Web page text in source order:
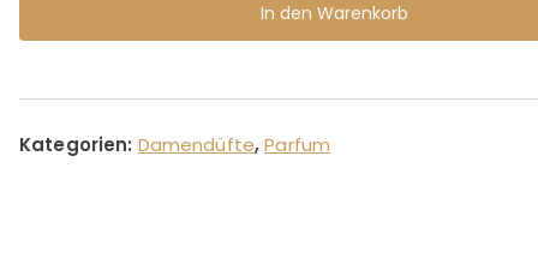
Damen
In den Warenkorb
Kategorien: Damendüfte,Parfum